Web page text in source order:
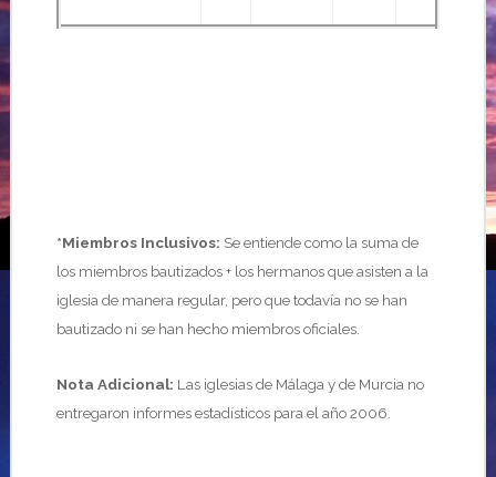
*Miembros Inclusivos: Se entiende como la suma de
los miembros bautizados + los hermanos que asisten a la
iglesia de manera regular, pero que todavía no se han
bautizado ni se han hecho miembros oficiales.
Nota Adicional: Las iglesias de Málaga y de Murcia no
entregaron informes estadísticos para el año 2006.